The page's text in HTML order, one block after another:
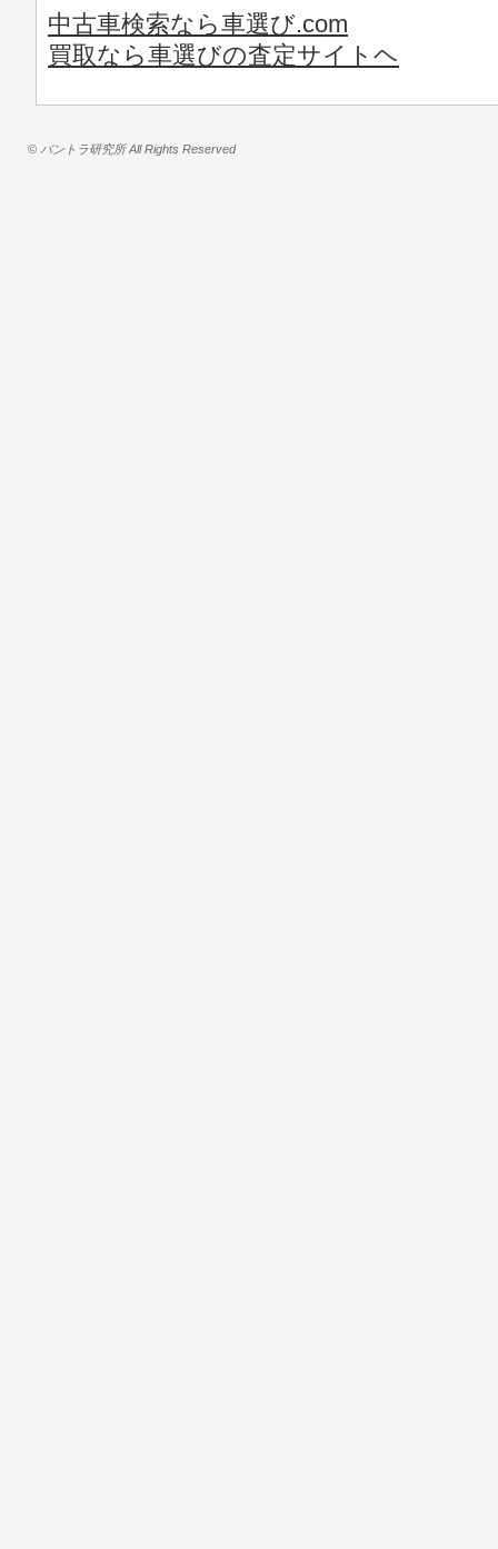
中古車検索なら車選び.com
買取なら車選びの査定サイトヘ
© バントラ研究所 All Rights Reserved